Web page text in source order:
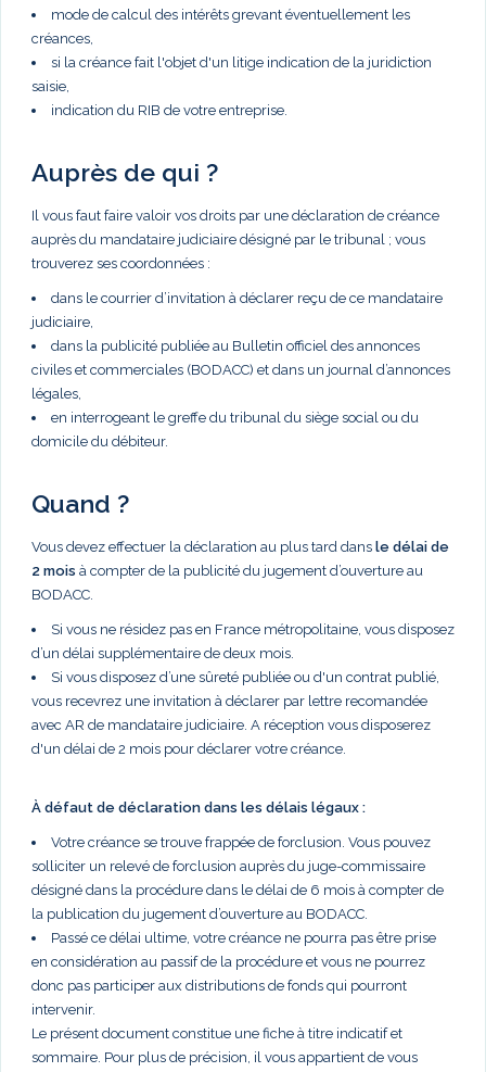
mode de calcul des intérêts grevant éventuellement les
créances,
si la créance fait l'objet d'un litige indication de la juridiction
saisie,
indication du RIB de votre entreprise.
Auprès de qui ?
Il vous faut faire valoir vos droits par une déclaration de créance
auprès du mandataire judiciaire désigné par le tribunal ; vous
trouverez ses coordonnées :
dans le courrier d’invitation à déclarer reçu de ce mandataire
judiciaire,
dans la publicité publiée au Bulletin officiel des annonces
civiles et commerciales (BODACC) et dans un journal d’annonces
légales,
en interrogeant le greffe du tribunal du siège social ou du
domicile du débiteur.
Quand ?
Vous devez effectuer la déclaration au plus tard dans le délai de
2 mois à compter de la publicité du jugement d’ouverture au
BODACC.
Si vous ne résidez pas en France métropolitaine, vous disposez
d’un délai supplémentaire de deux mois.
Si vous disposez d’une sûreté publiée ou d'un contrat publié,
vous recevrez une invitation à déclarer par lettre recomandée
avec AR de mandataire judiciaire. A réception vous disposerez
d'un délai de 2 mois pour déclarer votre créance.
À défaut de déclaration dans les délais légaux :
Votre créance se trouve frappée de forclusion. Vous pouvez
solliciter un relevé de forclusion auprès du juge-commissaire
désigné dans la procédure dans le délai de 6 mois à compter de
la publication du jugement d’ouverture au BODACC.
Passé ce délai ultime, votre créance ne pourra pas être prise
en considération au passif de la procédure et vous ne pourrez
donc pas participer aux distributions de fonds qui pourront
intervenir.
Le présent document constitue une fiche à titre indicatif et
sommaire. Pour plus de précision, il vous appartient de vous